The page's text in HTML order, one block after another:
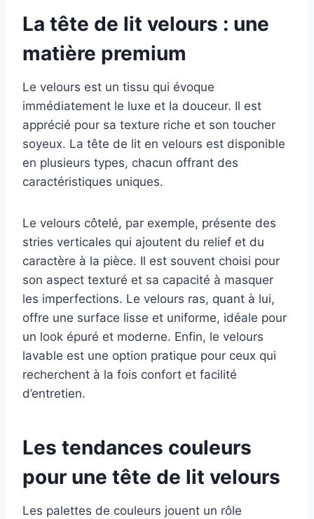
La tête de lit velours : une
matière premium
Le velours est un tissu qui évoque
immédiatement le luxe et la douceur. Il est
apprécié pour sa texture riche et son toucher
soyeux. La tête de lit en velours est disponible
en plusieurs types, chacun offrant des
caractéristiques uniques.
Le velours côtelé, par exemple, présente des
stries verticales qui ajoutent du relief et du
caractère à la pièce. Il est souvent choisi pour
son aspect texturé et sa capacité à masquer
les imperfections. Le velours ras, quant à lui,
offre une surface lisse et uniforme, idéale pour
un look épuré et moderne. Enfin, le velours
lavable est une option pratique pour ceux qui
recherchent à la fois confort et facilité
d’entretien.
Les tendances couleurs
pour une tête de lit velours
Les palettes de couleurs jouent un rôle